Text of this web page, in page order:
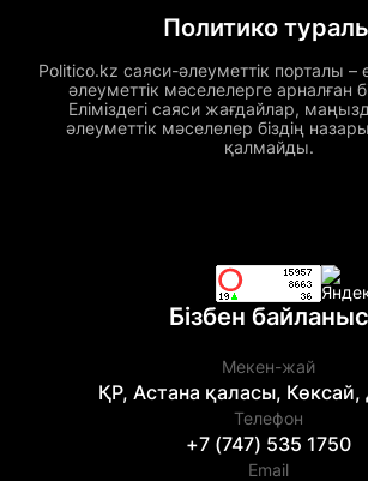
Политико
Politico.kz саяси-әлеуметтік порталы –
әлеуметтік мәселелерге арналған
Еліміздегі саяси жағдайлар,
әлеуметтік мәселелер біздің
қалмайды.
Бізбен байланыс
Мекен-жай
ҚР, Астана қаласы,
Телефон
+7 (747) 535 1750
Email